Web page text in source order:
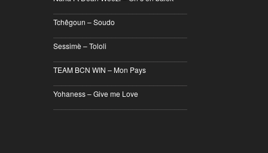
Tchêgoun – Soudo
Sessimè – Tololi
TEAM BCN WIN – Mon Pays
Yohaness – Give me Love